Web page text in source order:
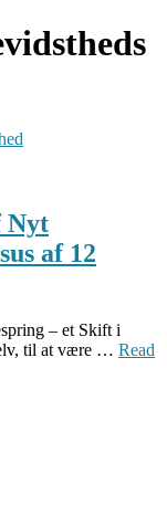
Nyt
af 12
– et Skift i
til at være … Read